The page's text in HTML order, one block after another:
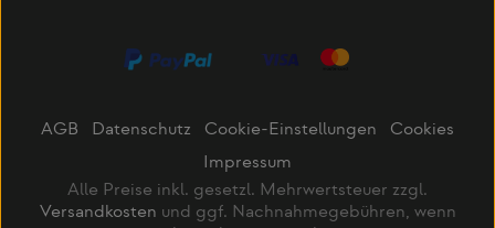
AGB Datenschutz Cookie-Einstellungen
Cookies
Impressum
Alle Preise inkl. gesetzl. Mehrwertsteuer zzgl.
Versandkosten und ggf. Nachnahmegebühren, wenn